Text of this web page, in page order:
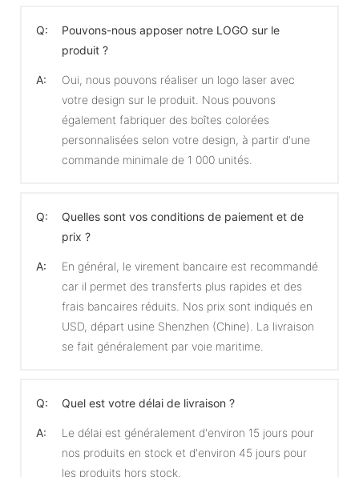
Q:
Pouvons-nous apposer notre LOGO sur le
produit ?
A:
Oui, nous pouvons réaliser un logo laser avec
votre design sur le produit. Nous pouvons
également fabriquer des boîtes colorées
personnalisées selon votre design, à partir d'une
commande minimale de 1 000 unités.
Q:
Quelles sont vos conditions de paiement et de
prix ?
A:
En général, le virement bancaire est recommandé
car il permet des transferts plus rapides et des
frais bancaires réduits. Nos prix sont indiqués en
USD, départ usine Shenzhen (Chine). La livraison
se fait généralement par voie maritime.
Q: Quel est votre délai de livraison ?
A:
Le délai est généralement d'environ 15 jours pour
nos produits en stock et d'environ 45 jours pour
les produits hors stock.